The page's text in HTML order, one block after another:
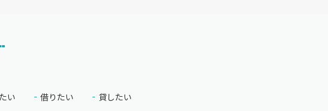
い 借りたい 貸したい